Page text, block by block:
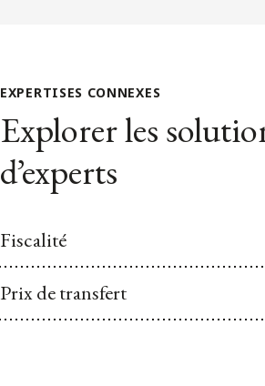
EXPERTISES CONNEXES
Explorer les
d’experts
Fiscalité
Prix de transfert